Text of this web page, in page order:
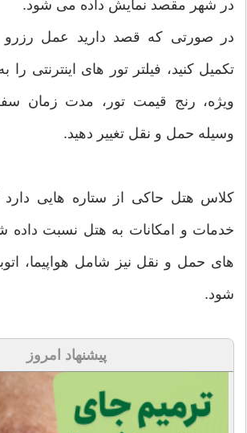
در شهر مقصد نمایش داده می شود.
در صورتی که قصد دارید عمل رزرو
تکمیل کنید، فیلتر تور های اینترنتی
ویژه، رنج قیمت تور، مدت زمان
وسیله حمل و نقل تغییر دهید.
کلاس هتل حاکی از ستاره هایی دارد
خدمات و امکانات به هتل نسبت
های حمل و نقل نیز شامل هواپیما،
شود.
پیشنهاد امروز